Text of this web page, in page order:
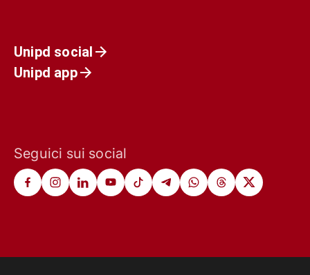
Unipd social
Unipd app
Seguici sui social